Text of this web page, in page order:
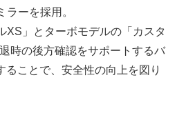
ラーを採用。
XS」とターボモデルの「カスタ
時の後方確認をサポートするバ
ることで、安全性の向上を図り